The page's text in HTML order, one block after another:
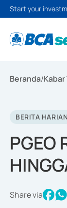
Start your
Beranda/
BERITA HARIAN
PGEO
Share via